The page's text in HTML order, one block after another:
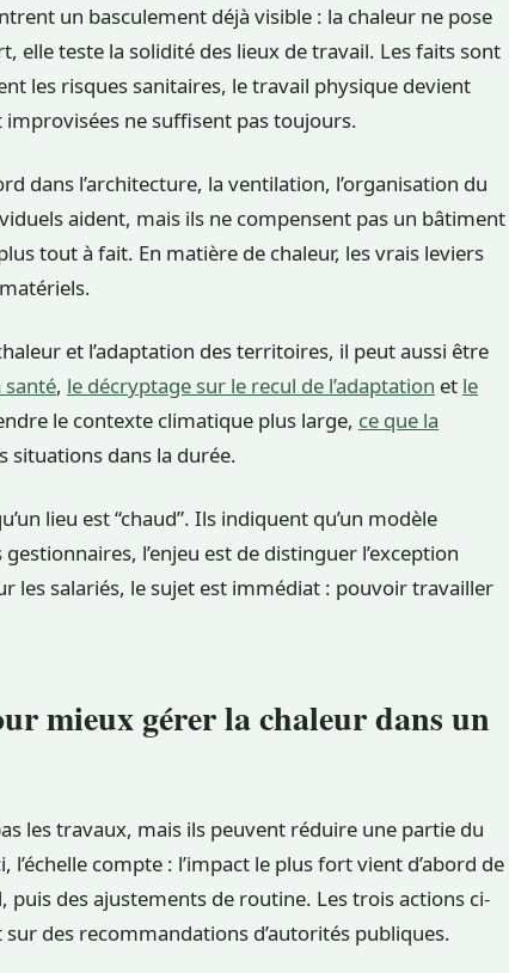
un basculement déjà visible : la chaleur ne pose
elle teste la solidité des lieux de travail. Les faits sont
les risques sanitaires, le travail physique devient
ne suffisent pas toujours.
dans l’architecture, la ventilation, l’organisation du
aident, mais ils ne compensent pas un bâtiment
tout à fait. En matière de chaleur, les vrais leviers
et l’adaptation des territoires, il peut aussi être
santé, le décryptage sur le recul de l’adaptation et le
le contexte climatique plus large, ce que la
situations dans la durée.
lieu est “chaud”. Ils indiquent qu’un modèle
l’enjeu est de distinguer l’exception
les salariés, le sujet est immédiat : pouvoir travailler
mieux gérer la chaleur dans un
les travaux, mais ils peuvent réduire une partie du
compte : l’impact le plus fort vient d’abord de
puis des ajustements de routine. Les trois actions ci-
des recommandations d’autorités publiques.